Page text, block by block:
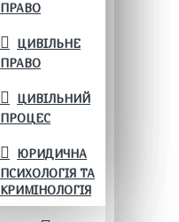
ПРАВО
ЦИВІЛЬНЕ
ПРАВО
ЦИВІЛЬНИЙ
ПРОЦЕС
ЮРИДИЧНА
ПСИХОЛОГІЯ ТА
КРИМІНОЛОГІЯ